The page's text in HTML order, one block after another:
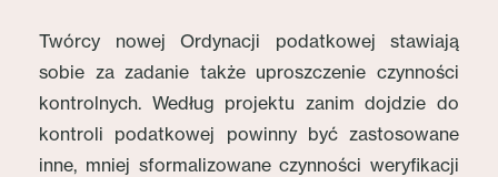
Twórcy nowej Ordynacji podatkowej stawiają
sobie za zadanie także uproszczenie czynności
kontrolnych. Według projektu zanim dojdzie do
kontroli podatkowej powinny być zastosowane
inne, mniej sformalizowane czynności weryfikacji